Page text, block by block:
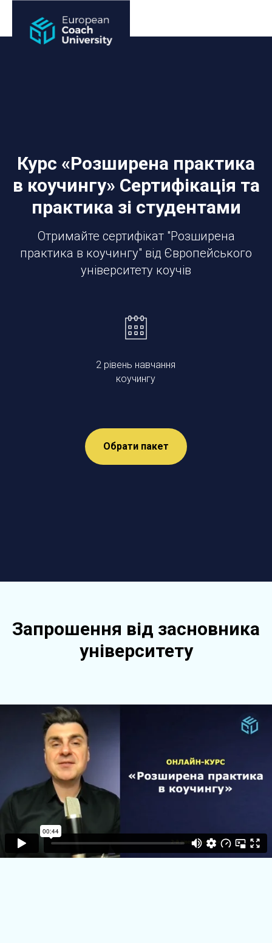
Курс «Розширена практика
в коучингу» Сертифікація та
практика зі студентами
Отримайте сертифікат "Розширена
практика в коучингу" від Європейського
університету коучів
2 рівень навчання
коучингу
Обрати пакет
Запрошення від засновника
університету